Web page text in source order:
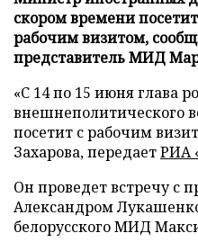
скором времени
рабочим визитом,
представитель МИД
«С 14 по 15 июня глава
внешнеполитического
посетит с рабочим
Захарова, передаетРИА
Он проведет встречу с
Александром
белорусского МИД